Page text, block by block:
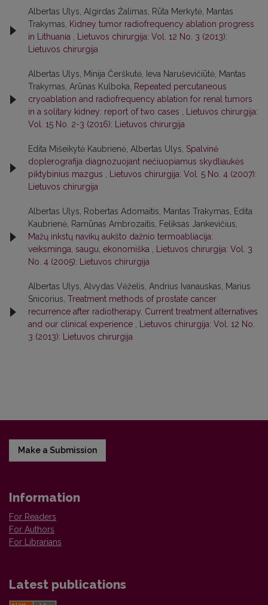
Albertas Ulys, Algirdas Žalimas, Rūta Merkytė, Mantas
Trakymas,
Kidney tumor radiofrequency ablation progress
in Lithuania
Lietuvos chirurgija: Vol. 12 No. 3 (2013):
Lietuvos chirurgija
Albertas Ulys, Minija Čerškutė, Ieva Naruševičiūtė, Mantas
Trakymas, Arūnas Kulboka,
Repeated percutaneous
cryoablation and radiofrequency ablation for renal tumors
in a solitary kidney: report of two cases
Lietuvos chirurgija:
Vol. 15 No. 2-3 (2016): Lietuvos chirurgija
Edita Mišeikytė Kaubrienė, Albertas Ulys, Spalvinė
doplerografija diagnozuojant nečiuopiamus skydliaukės
piktybinius mazgus
Lietuvos chirurgija: Vol. 5 No. 4 (2007):
Lietuvos chirurgija
Albertas Ulys, Robertas Adomaitis, Mantas Trakymas, Edita
Kaubrienė, Ramūnas Ambrozaitis, Feliksas Jankevičius,
Mažų inkstų navikų aukšto dažnio termoabliacija:
veiksminga, saugu, ekonomiška
Lietuvos chirurgija: Vol. 3
No. 4 (2005): Lietuvos chirurgija
Albertas Ulys, Alvydas Vėželis, Andrius Ivanauskas, Marius
Snicorius, Treatment methods of prostate cancer
recurrence after radiotherapy. Current treatment alternatives
and our clinical experience
Lietuvos chirurgija: Vol. 12 No.
3 (2013): Lietuvos chirurgija
Make a Submission
Information
For Readers
For Authors
For Librarians
Latest publications